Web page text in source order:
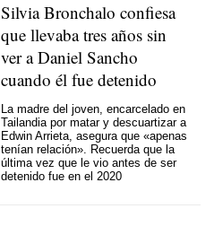
Silvia Bronchalo confiesa
que llevaba tres años sin
ver a Daniel Sancho
cuando él fue detenido
La madre del joven, encarcelado en
Tailandia por matar y descuartizar a
Edwin Arrieta , asegura que «apenas
tenían relación». Recuerda que la
última vez que le vio antes de ser
detenido fue en el 2020